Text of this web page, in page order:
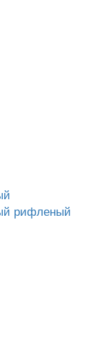
рифленый